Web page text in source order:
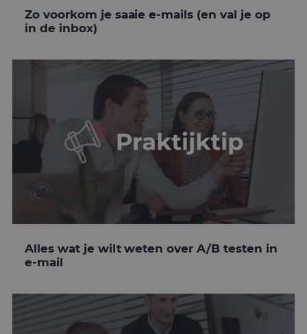
Zo voorkom je saaie e-mails (en val je op
in de inbox)
Alles wat je wilt weten over A/B testen in
e-mail